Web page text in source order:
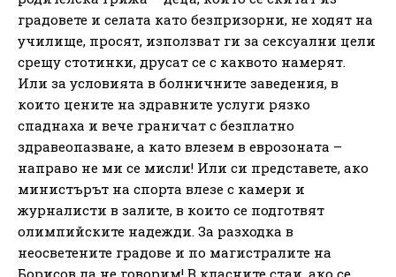
градовете и селата като безпризорни, не ходят на
училище, просят, използват ги за сексуални цели
срещу стотинки, друсат се с каквото намерят.
Или за условията в болничните заведения, в
които цените на здравните услуги рязко
спаднаха и вече граничат с безплатно
здравеопазване, а като влезем в еврозоната –
направо не ми се мисли! Или си представете, ако
министърът на спорта влезе с камери и
журналисти в залите, в които се подготвят
олимпийските надежди. За разходка в
неосветените градове и по магистралите на
Борисов да не говорим! В класните стаи, ако се